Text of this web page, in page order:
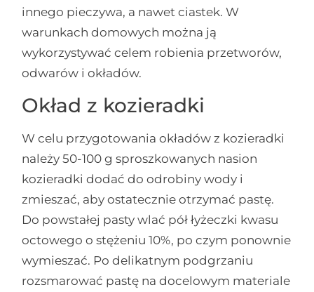
innego pieczywa, a nawet ciastek. W
warunkach domowych można ją
wykorzystywać celem robienia przetworów,
odwarów i okładów.
Okład z kozieradki
W celu przygotowania okładów z kozieradki
należy 50-100 g sproszkowanych nasion
kozieradki dodać do odrobiny wody i
zmieszać, aby ostatecznie otrzymać pastę.
Do powstałej pasty wlać pół łyżeczki kwasu
octowego o stężeniu 10%, po czym ponownie
wymieszać. Po delikatnym podgrzaniu
rozsmarować pastę na docelowym materiale